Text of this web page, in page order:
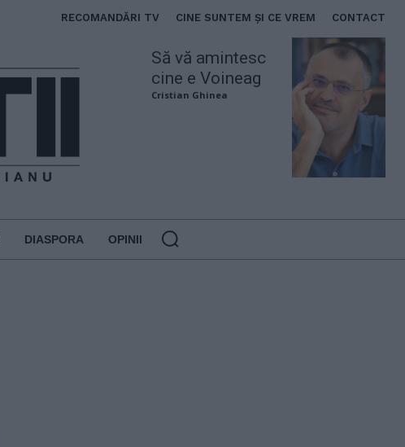
RECOMANDĂRI TV CINE SUNTEM ȘI CE VREM CONTACT
Să vă amintesc
cine e Voineag
Cristian Ghinea
DIASPORA OPINII